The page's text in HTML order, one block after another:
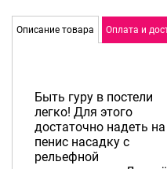
Описание товара Оплата и
Быть гуру в постели
легко! Для этого
достаточно надеть на
пенис насадку с
рельефной